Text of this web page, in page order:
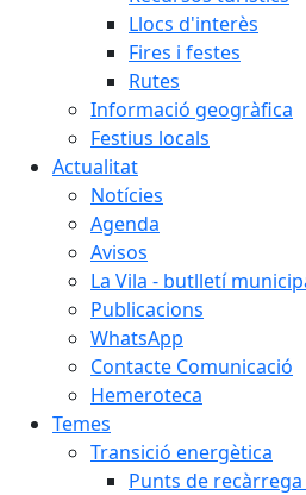
Llocs d'interès
Fires i festes
Rutes
Informació geogràfica
Festius locals
Actualitat
Notícies
Agenda
Avisos
La Vila - butlletí
Publicacions
WhatsApp
Contacte Comunicació
Hemeroteca
Temes
Transició energètica
Punts de